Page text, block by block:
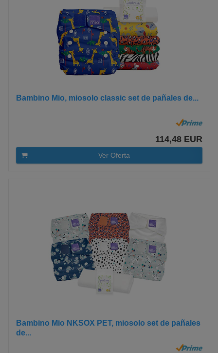
Bambino Mio, miosolo classic set de pañales de...
114,48 EUR
Ver Oferta
Bambino Mio NKSOX PET, miosolo set de pañales
de...